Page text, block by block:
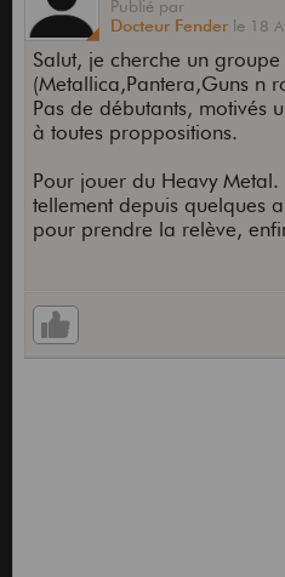
Publié par
Docteur Fender le 18
Salut, je cherche un
(Metallica,Pantera,Guns n
Pas de débutants, motivés
à toutes proppositions.
Pour jouer du Heavy
tellement depuis quelques
pour prendre la relève,